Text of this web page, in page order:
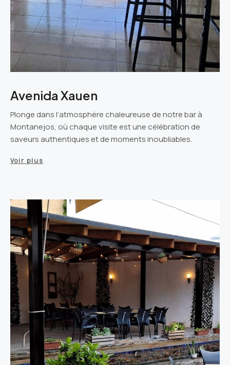
Avenida Xauen
Plonge dans l’atmosphère chaleureuse de notre bar à
Montanejos, où chaque visite est une célébration de
saveurs authentiques et de moments inoubliables.
Voir plus